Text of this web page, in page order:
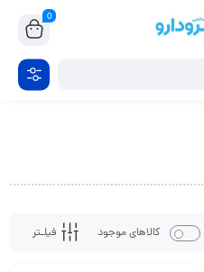
0
فیلـتر کالاهای موجود